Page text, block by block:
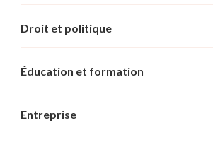
Droit et politique
Éducation et formation
Entreprise